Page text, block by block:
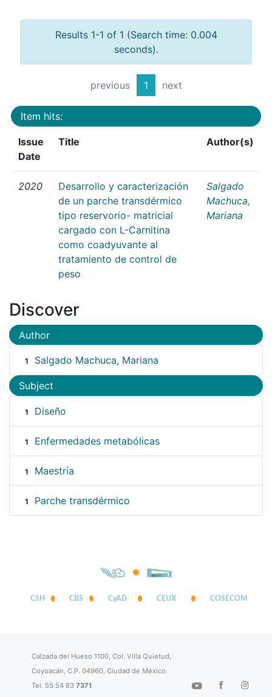
Results 1-1 of 1 (Search time: 0.004
seconds).
previous 1 next
Item hits:
Issue
Date
Title Author(s)
2020
Desarrollo y caracterización
de un parche transdérmico
tipo reservorio- matricial
cargado con L-Carnitina
como coadyuvante al
tratamiento de control de
peso
Salgado
Machuca,
Mariana
Discover
Author
1 Salgado Machuca, Mariana
Subject
1 Diseño
1 Enfermedades metabólicas
1 Maestría
1 Parche transdérmico
CSH CBS CyAD CEUX COSECOM
Calzada del Hueso 1100, Col. Villa Quietud,
Coyoacán, C.P. 04960, Ciudad de México.
Tel. 55 54 837371